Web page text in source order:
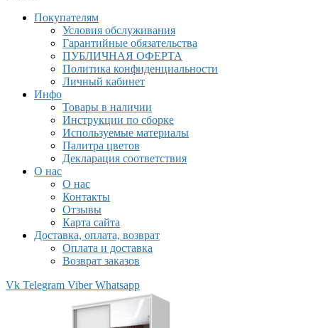
Покупателям
Условия обслуживания
Гарантийные обязательства
ПУБЛИЧНАЯ ОФЕРТА
Политика конфиденциальности
Личный кабинет
Инфо
Товары в наличии
Инструкции по сборке
Используемые материалы
Палитра цветов
Декларация соответствия
О нас
О нас
Контакты
Отзывы
Карта сайта
Доставка, оплата, возврат
Оплата и доставка
Возврат заказов
Vk Telegram Viber Whatsapp